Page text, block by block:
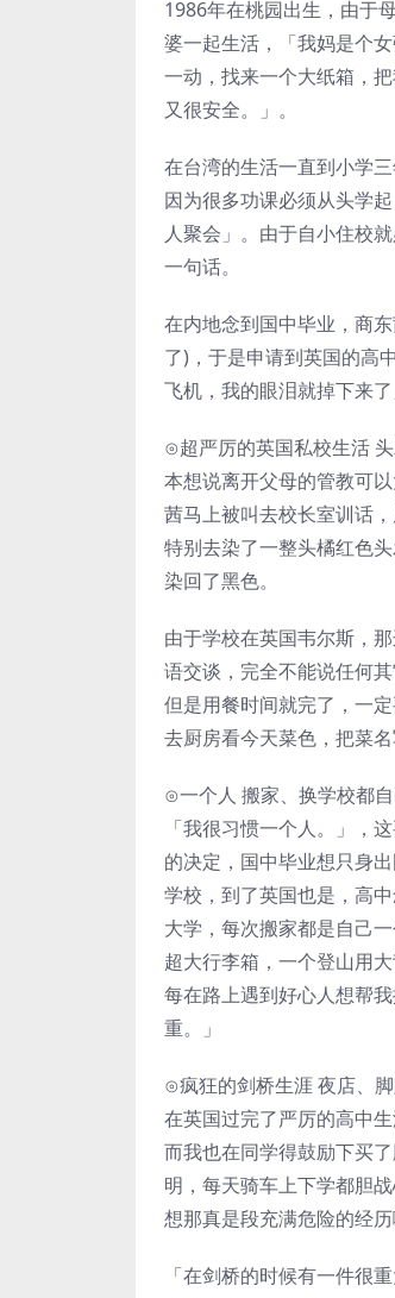
1986年在桃园出生，由于
婆一起生活，「我妈是个
一动，找来一个大纸箱，
又很安全。」。
在台湾的生活一直到小学
因为很多功课必须从头学
人聚会」。由于自小住校
一句话。
在内地念到国中毕业，商
了)，于是申请到英国的高
飞机，我的眼泪就掉下来了
⊙超严厉的英国私校生活
本想说离开父母的管教可
茜马上被叫去校长室训话
特别去染了一整头橘红色
染回了黑色。
由于学校在英国韦尔斯，
语交谈，完全不能说任何
但是用餐时间就完了，一
去厨房看今天菜色，把菜
⊙一个人 搬家、换学校都
「我很习惯一个人。」，
的决定，国中毕业想只身
学校，到了英国也是，高
大学，每次搬家都是自己
超大行李箱，一个登山用
每在路上遇到好心人想帮
重。」
⊙疯狂的剑桥生涯 夜店、
在英国过完了严厉的高中
而我也在同学得鼓励下买
明，每天骑车上下学都胆
想那真是段充满危险的经历
「在剑桥的时候有一件很